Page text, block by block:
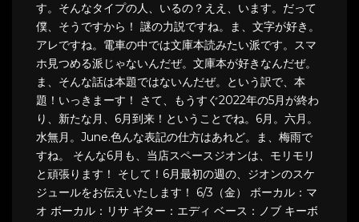
す。そんなタイプの人、いるの？ええ、います。だって
僕、そうですから！ 謎の力説ですね。ま、文字が好き。
アレですね。電車の中では文庫本読みたい派です。スマ
ホ見つめる派じゃないんだぜ。文庫本が好きなんだぜ。
ま、そんな話は本題ではないんだぜ。という訳で、本
題！いっきまーす！ さて、もうすぐ2022年の5月が終わ
り、新たな月、6月到来！ということでね。6月。六月。
水無月。June.色んな表記の仕方はあれど。ま、梅雨で
すね。 そんな6月も、当店スペースジオンは、モリモリ
と頑張ります！ そして！6月最初の週の、ジオンのスケ
ジュールをお伝えいたします！ 6/3（金） ボーカル：マ
オ ボーカル：リサ ギター：エディ ベース：ノブ キーボ